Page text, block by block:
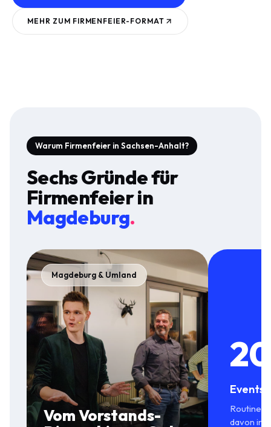
MEHR ZUM FIRMENFEIER-FORMAT
Warum Firmenfeier in Sachsen-Anhalt?
Sechs Gründe für
Firmenfeierin
Magdeburg.
Magdeburg & Umland
Vom Vorstands-
Events
Routine
davon in